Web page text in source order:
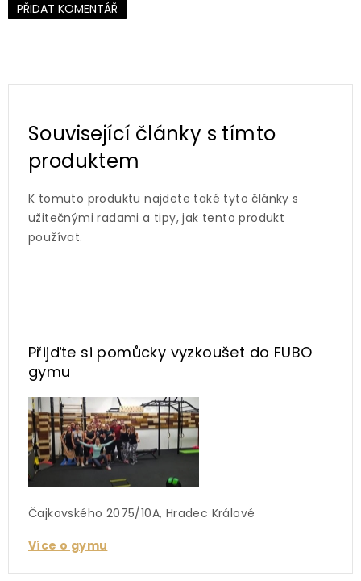
PŘIDAT KOMENTÁŘ
Související články s tímto
produktem
K tomuto produktu najdete také tyto články s
užitečnými radami a tipy, jak tento produkt
používat.
Přijďte si pomůcky vyzkoušet do FUBO
gymu
Čajkovského 2075/10A, Hradec Králové
Více o gymu